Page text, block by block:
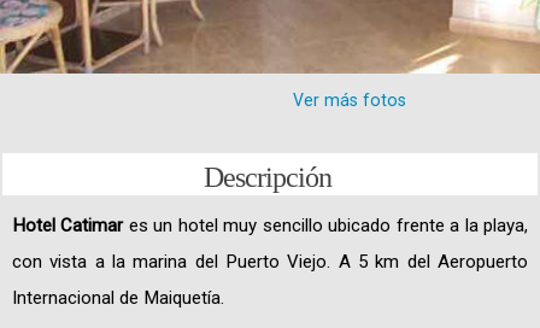
Ver más fotos
Descripción
Hotel Catimares un hotel muy sencillo ubicado frente a la playa,
con vista a la marina del Puerto Viejo. A 5 km del Aeropuerto
Internacional de Maiquetía.